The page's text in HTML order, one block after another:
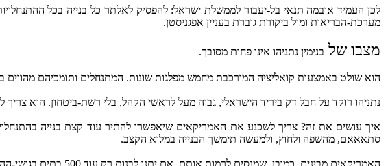
לכן העמיד אובמה תנאי בל-יעבור לממשלת ישראל: להפסיק לאלתר כל בנייה בכל
מערכת-הבריאות ומול ביקורת גוברת בעניין אפגניסטן.
מצבו של בנימין נתניהו אינו פחות מסובך.
הוא שולט באמצעות קואליציה המורכבת מחמש מפלגות שונות. המתנחלים ותומכיהם
נתניהו רוקד על חבל דק ביריד הישראלי, גבוה מעל לראשי הקהל, בלי רשת-ביטחון. הוא
איך עושים את זה? צריך לשכנע את האמריקאים שיאפשרו להתיר עוד קצת בנייה
סתאאאם, מהשפה ולחוץ, ולמעשה תימשך הבנייה במלוא הקצב.